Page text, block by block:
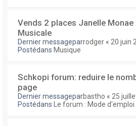
Vends 2 places Janelle Monae
Musicale
Dernier messageparrodger « 20 juin
Postédans Musique
Schkopi forum: reduire le
page
Dernier messageparbastho « 25
Postédans
Le forum : Mode d'emploi